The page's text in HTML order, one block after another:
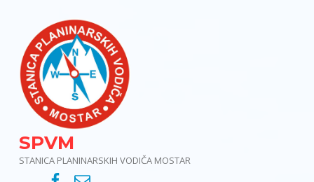
SPVM
STANICA PLANINARSKIH VODIČA MOSTAR
SPVM – Facebook
SPVM – e-mail